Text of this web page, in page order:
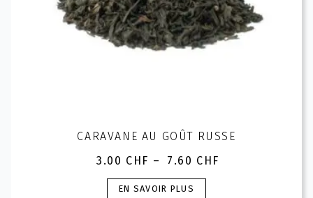
produit
CARAVANE AU GOÛT RUSSE
3.00 CHF – 7.60 CHF
Plage
de
prix :
EN SAVOIR PLUS
Ce